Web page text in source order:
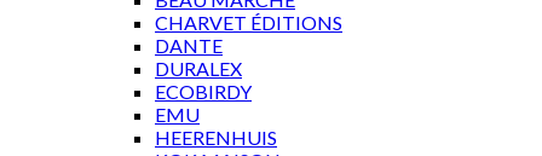
CHARVET ÉDITIONS
DANTE
DURALEX
ECOBIRDY
EMU
HEERENHUIS